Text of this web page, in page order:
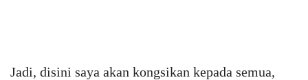
Jadi, disini saya akan kongsikan kepada semua,